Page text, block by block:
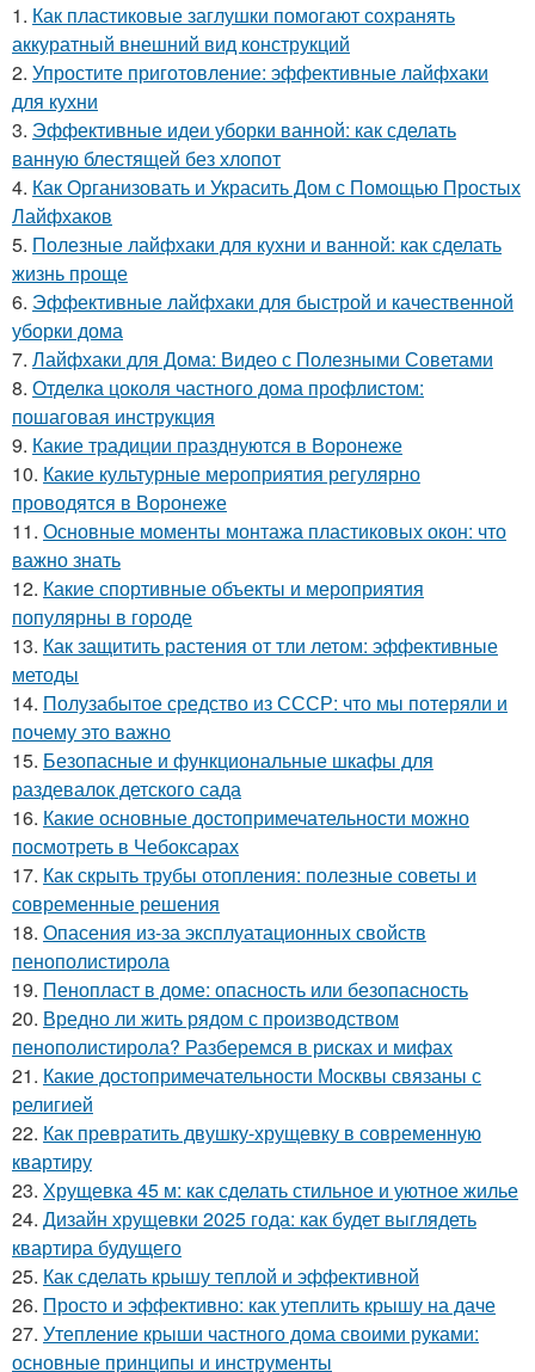
1. Как пластиковые заглушки помогают сохранять
аккуратный внешний вид конструкций
2. Упростите приготовление: эффективные лайфхаки
для кухни
3. Эффективные идеи уборки ванной: как сделать
ванную блестящей без хлопот
4. Как Организовать и Украсить Дом с Помощью Простых
Лайфхаков
5. Полезные лайфхаки для кухни и ванной: как сделать
жизнь проще
6. Эффективные лайфхаки для быстрой и качественной
уборки дома
7. Лайфхаки для Дома: Видео с Полезными Советами
8. Отделка цоколя частного дома профлистом:
пошаговая инструкция
9. Какие традиции празднуются в Воронеже
10. Какие культурные мероприятия регулярно
проводятся в Воронеже
11. Основные моменты монтажа пластиковых окон: что
важно знать
12. Какие спортивные объекты и мероприятия
популярны в городе
13. Как защитить растения от тли летом: эффективные
методы
14. Полузабытое средство из СССР: что мы потеряли и
почему это важно
15. Безопасные и функциональные шкафы для
раздевалок детского сада
16. Какие основные достопримечательности можно
посмотреть в Чебоксарах
17. Как скрыть трубы отопления: полезные советы и
современные решения
18. Опасения из-за эксплуатационных свойств
пенополистирола
19. Пенопласт в доме: опасность или безопасность
20. Вредно ли жить рядом с производством
пенополистирола? Разберемся в рисках и мифах
21. Какие достопримечательности Москвы связаны с
религией
22. Как превратить двушку-хрущевку в современную
квартиру
23. Хрущевка 45 м: как сделать стильное и уютное жилье
24. Дизайн хрущевки 2025 года: как будет выглядеть
квартира будущего
25. Как сделать крышу теплой и эффективной
26. Просто и эффективно: как утеплить крышу на даче
27. Утепление крыши частного дома своими руками:
основные принципы и инструменты